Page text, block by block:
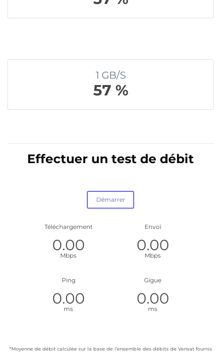
1 GB/S
57 %
Effectuer un test de débit
Téléchargement
Mbps
Envoi
Mbps
Ping
ms
Gigue
ms
*Moyenne de débit calculée sur la base de l'ensemble des débits de Vensat fournis